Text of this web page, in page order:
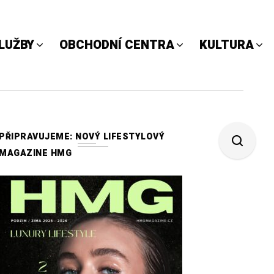
OBCHODNÍ CENTRA KULTURA
PŘIPRAVUJEME: NOVÝ LIFESTYLOVÝ
MAGAZINE HMG